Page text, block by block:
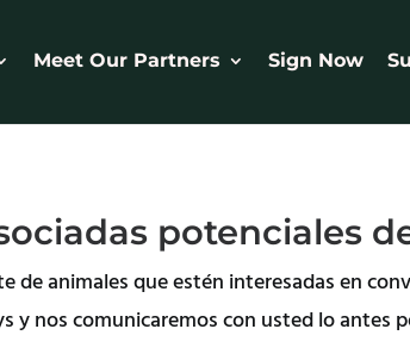
Meet Our Partners Sign Now
potenciales
de animales que estén interesadas en
nos comunicaremos con usted lo antes